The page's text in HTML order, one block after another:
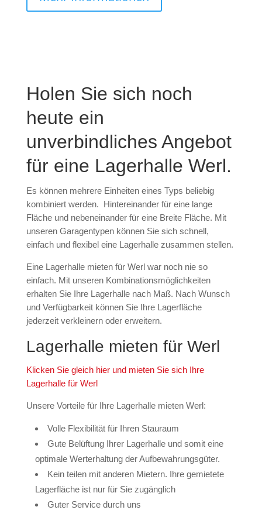
Holen Sie sich noch
heute ein
unverbindliches Angebot
für eine Lagerhalle Werl.
Es können mehrere Einheiten eines Typs beliebig
kombiniert werden. Hintereinander für eine lange
Fläche und nebeneinander für eine Breite Fläche. Mit
unseren Garagentypen können Sie sich schnell,
einfach und flexibel eine Lagerhalle zusammen stellen.
Eine Lagerhalle mieten für Werl war noch nie so
einfach. Mit unseren Kombinationsmöglichkeiten
erhalten Sie Ihre Lagerhalle nach Maß. Nach Wunsch
und Verfügbarkeit können Sie Ihre Lagerfläche
jederzeit verkleinern oder erweitern.
Lagerhalle mieten für Werl
Klicken Sie gleich hier und mieten Sie sich Ihre
Lagerhalle für Werl
Unsere Vorteile für Ihre Lagerhalle mieten Werl:
Volle Flexibilität für Ihren Stauraum
Gute Belüftung Ihrer Lagerhalle und somit eine
optimale Werterhaltung der Aufbewahrungsgüter.
Kein teilen mit anderen Mietern. Ihre gemietete
Lagerfläche ist nur für Sie zugänglich
Guter Service durch uns